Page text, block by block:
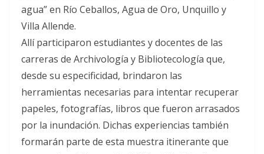
agua” en Río Ceballos, Agua de Oro, Unquillo y
Villa Allende.
Allí participaron estudiantes y docentes de las
carreras de Archivología y Bibliotecología que,
desde su especificidad, brindaron las
herramientas necesarias para intentar recuperar
papeles, fotografías, libros que fueron arrasados
por la inundación. Dichas experiencias también
formarán parte de esta muestra itinerante que